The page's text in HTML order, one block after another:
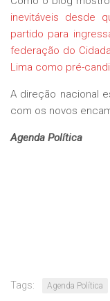
inevitáveis desde
partido para
federação do
Lima como pré-
A direção nacional
com os novos
Agenda Política
Tags: Agenda Política